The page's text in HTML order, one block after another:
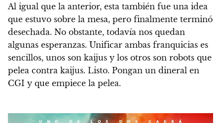
Al igual que la anterior, esta también fue una idea
que estuvo sobre la mesa, pero finalmente terminó
desechada. No obstante, todavía nos quedan
algunas esperanzas. Unificar ambas franquicias es
sencillos, unos son kaijus y los otros son robots que
pelea contra kaijus. Listo. Pongan un dineral en
CGI y que empiece la pelea.